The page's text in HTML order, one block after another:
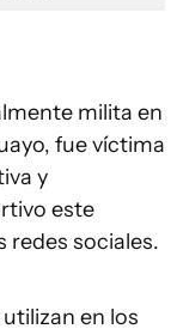
milita en
fue víctima
y
este
redes sociales.
en los